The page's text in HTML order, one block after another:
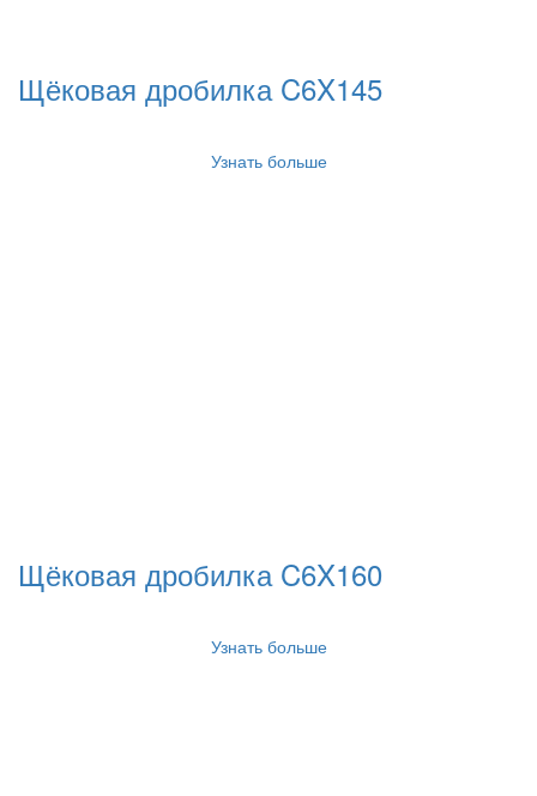
Щёковая дробилка C6X145
Узнать больше
Щёковая дробилка C6X160
Узнать больше